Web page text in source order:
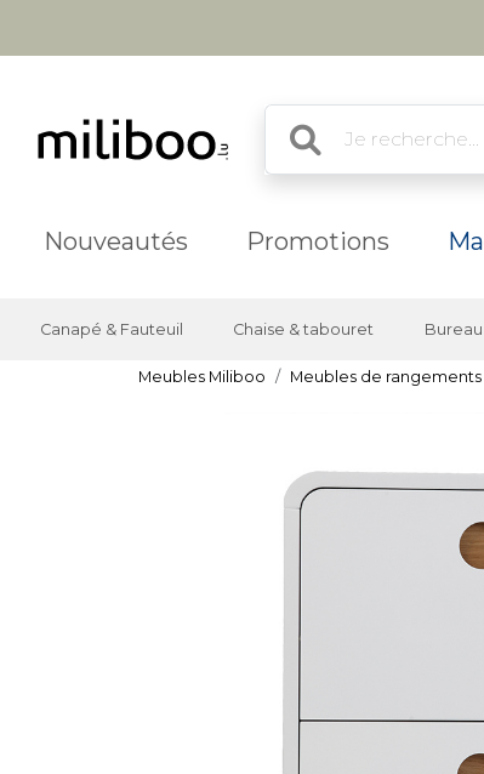
Nouveautés Promotions
Canapé & Fauteuil Chaise & tabouret Bureau
Meubles Miliboo Meubles de rangements